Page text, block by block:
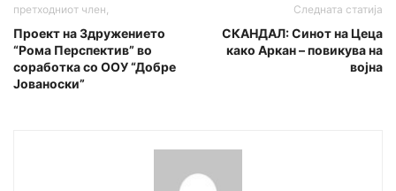
претходниот член,
Проект на Здружението
“Рома Перспектив” во
соработка со OOУ “Добре
Јованоски”
Следната статија
СКАНДАЛ: Синот на Цеца
како Аркан – повикува на
војна